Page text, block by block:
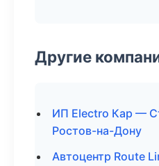
Другие
ИП Electro Кар —
Ростов-на-Дону
Автоцентр Route